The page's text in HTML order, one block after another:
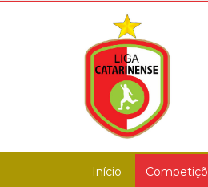
Início